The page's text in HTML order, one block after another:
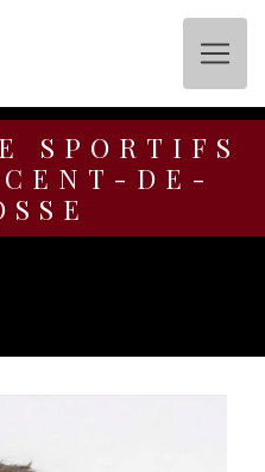
SPORTIFS
DE-